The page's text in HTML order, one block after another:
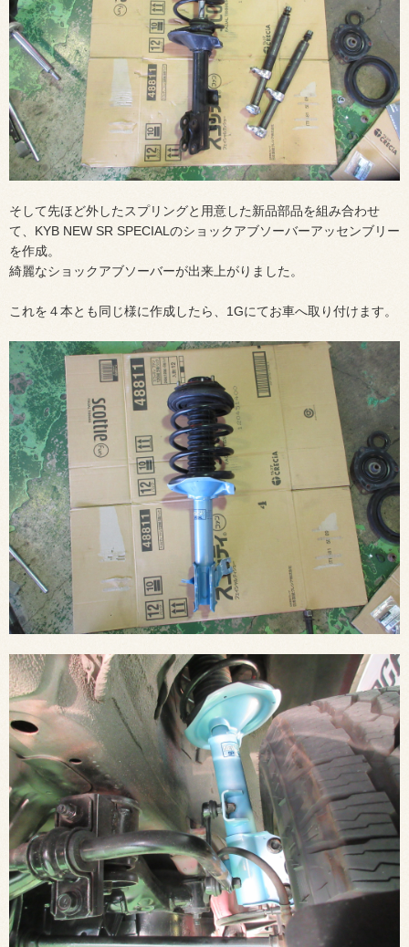
そして先ほど外したスプリングと用意した新品部品を組み合わせ
て、KYB NEW SR SPECIALのショックアブソーバーアッセンブリー
を作成。
綺麗なショックアブソーバーが出来上がりました。
これを４本とも同じ様に作成したら、1Gにてお車へ取り付けます。